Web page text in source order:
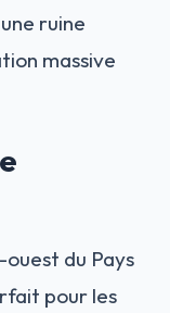
ruine
massive
ouest du Pays
pour les